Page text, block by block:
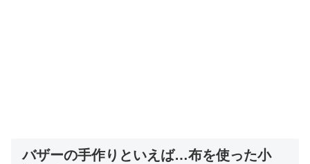
バザーの手作りといえば…布を使った小